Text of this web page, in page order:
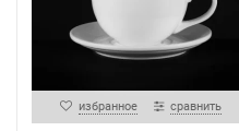
избранное сравнить